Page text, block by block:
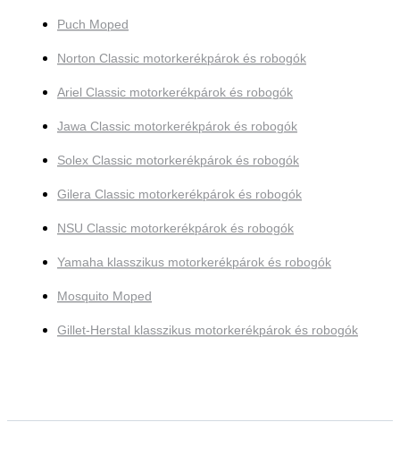
Puch Moped
Norton Classic motorkerékpárok és robogók
Ariel Classic motorkerékpárok és robogók
Jawa Classic motorkerékpárok és robogók
Solex Classic motorkerékpárok és robogók
Gilera Classic motorkerékpárok és robogók
NSU Classic motorkerékpárok és robogók
Yamaha klasszikus motorkerékpárok és robogók
Mosquito Moped
Gillet-Herstal klasszikus motorkerékpárok és robogók